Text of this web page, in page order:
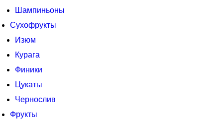
Шампиньоны
Сухофрукты
Изюм
Курага
Финики
Цукаты
Чернослив
Фрукты